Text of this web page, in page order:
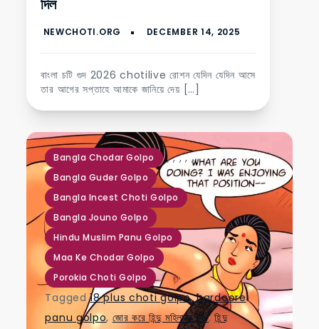
দিল
বাংলা চটি গুদ 2026 chotilive রোশন যেদিন যেদিন আসে
তার আগের সপ্তাহে আমাকে জানিয়ে দেয় […]
Bangla Chodar Golpo ,
Bangla Guder Golpo
,
Bangla Incest Choti Golpo
,
Bangla Jouno Golpo
,
Hindu Muslim Panu Golpo
,
Maa Ke Chodar Golpo
,
Porokia Choti Golpo
Tagged18 plus choti golpo,hardcore
panu golpo, জোর করে হিন্দু মহিলাকে চুদা,হিন্দু